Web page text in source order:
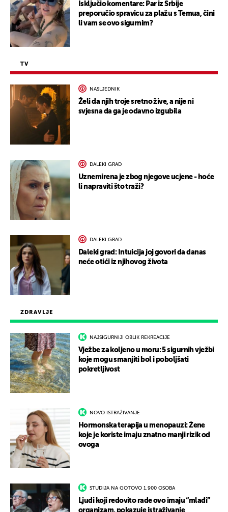
ZDRAVLJE
NAJSIGURNIJI OBLIK REKREACIJE
Vježbe za koljeno u moru: 5 sigurnih vježbi
koje mogu smanjiti bol i poboljšati
pokretljivost
NOVO ISTRAŽIVANJE
Hormonska terapija u menopauzi: Žene
koje je koriste imaju znatno manji rizik od
ovoga
STUDIJA NA GOTOVO 1.900 OSOBA
Ljudi koji redovito rade ovo imaju “mlađi”
organizam, pokazuje istraživanje
Isključio komentare: Par iz Srbije
preporučio spravicu za plažu s Temua, čini
li vam se ovo sigurnim?
TV
NASLJEDNIK
Želi da njih troje sretno žive, a nije ni
svjesna da ga je odavno izgubila
DALEKI GRAD
Uznemirena je zbog njegove ucjene - hoće
li napraviti što traži?
DALEKI GRAD
Daleki grad: Intuicija joj govori da danas
neće otići iz njihovog života